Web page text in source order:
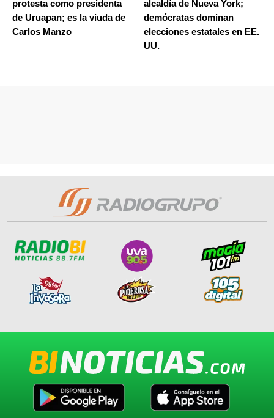
protesta como presidenta
de Uruapan; es la viuda de
Carlos Manzo
alcaldía de Nueva York;
demócratas dominan
elecciones estatales en EE.
UU.